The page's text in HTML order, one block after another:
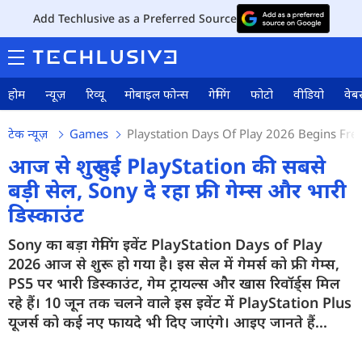
Add Techlusive as a Preferred Source
होम न्यूज़ रिव्यू मोबाइल फोन्स गेमिंग फोटो वीडियो
टेक न्यूज़ Games Playstation Days Of Play 2026 Begins
आज से शुरू हुई PlayStation की सबसे
बड़ी सेल, Sony दे रहा फ्री गेम्स और भारी
डिस्काउंट
Sony का बड़ा गेमिंग इवेंट PlayStation Days of Play
2026 आज से शुरू हो गया है। इस सेल में गेमर्स को फ्री गेम्स,
PS5 पर भारी डिस्काउंट, गेम ट्रायल्स और खास रिवॉर्ड्स मिल
रहे हैं। 10 जून तक चलने वाले इस इवेंट में PlayStation Plus
यूजर्स को कई नए फायदे भी दिए जाएंगे। आइए जानते हैं...